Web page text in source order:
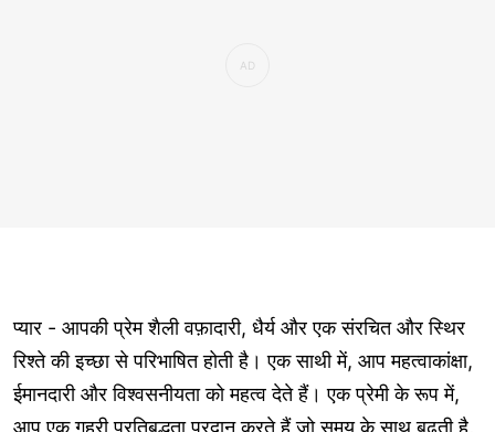
प्यार - आपकी प्रेम शैली वफ़ादारी, धैर्य और एक संरचित और स्थिर
रिश्ते की इच्छा से परिभाषित होती है। एक साथी में, आप महत्वाकांक्षा,
ईमानदारी और विश्वसनीयता को महत्व देते हैं। एक प्रेमी के रूप में,
आप एक गहरी प्रतिबद्धता प्रदान करते हैं जो समय के साथ बढ़ती है,